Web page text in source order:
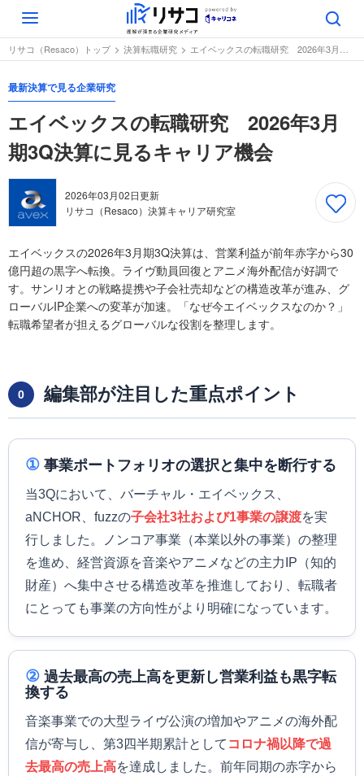
Toggle
navigation
リサコ（Resaco）トップ 決算転職研究 エイベックスの転職研究 2026年3月期3Q決算に見るキャリア機会
最新決算で見る企業研究
エイベックスの転職研究 2026年3月
期3Q決算に見るキャリア機会
2026年03月02日更新
リサコ（Resaco）決算キャリア研究室
エイベックスの2026年3月期3Q決算は、営業利益が前年赤字から30
億円超の黒字へ転換。ライヴ動員回復とアニメ海外配信が好調で
す。サンリオとの戦略提携や子会社売却などの構造改革が進み、グ
ローバルIP企業への変革が加速。「なぜ今エイベックスなのか？」
転職希望者が担えるグローバルな役割を整理します。
0 編集部が注目した重点ポイント
① 事業ポートフォリオの選択と集中を断行する
当3Qにおいて、バーチャル・エイベックス、
aNCHOR、fuzzの子会社3社および1事業の譲渡を実
行しました。ノンコア事業（本業以外の事業）の整理
を進め、経営資源を音楽やアニメなどの主力IP（知的
財産）へ集中させる構造改革を推進しており、転職者
にとっても事業の方向性がより明確になっています。
② 過去最高の売上高を更新し営業利益も黒字転
換する
音楽事業での大型ライヴ公演の増加やアニメの海外配
信が寄与し、第3四半期累計として コロナ禍以降で過
去最高の売上高を達成しました。前年同期の赤字から